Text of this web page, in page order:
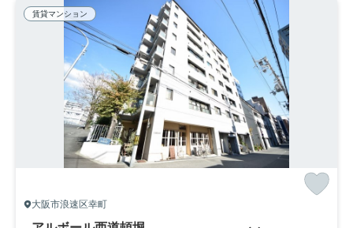
賃貸マンション
大阪市浪速区幸町